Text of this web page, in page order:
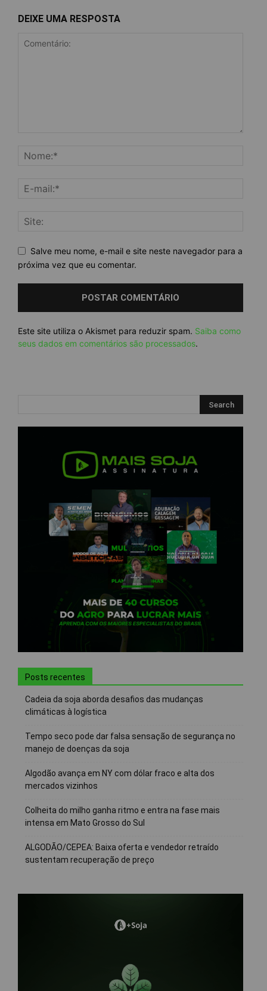
DEIXE UMA RESPOSTA
Salve meu nome, e-mail e site neste navegador para a
próxima vez que eu comentar.
Este site utiliza o Akismet para reduzir spam. Saiba como
seus dados em comentários são processados.
Posts recentes
Cadeia da soja aborda desafios das mudanças
climáticas à logística
Tempo seco pode dar falsa sensação de segurança no
manejo de doenças da soja
Algodão avança em NY com dólar fraco e alta dos
mercados vizinhos
Colheita do milho ganha ritmo e entra na fase mais
intensa em Mato Grosso do Sul
ALGODÃO/CEPEA: Baixa oferta e vendedor retraído
sustentam recuperação de preço